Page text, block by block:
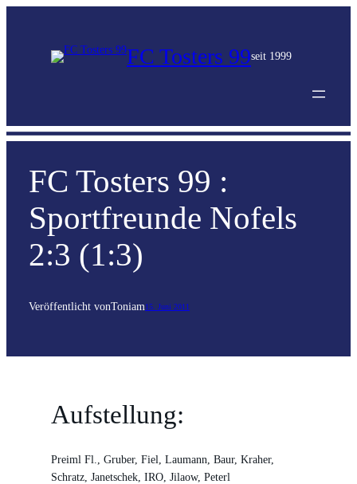
FC Tosters 99seit 1999
FC Tosters 99 :
Sportfreunde Nofels
2:3 (1:3)
Veröffentlicht vonToniam15. Juni 2011
Aufstellung:
Preiml Fl., Gruber, Fiel, Laumann, Baur, Kraher,
Schratz, Janetschek, IRO, Jilaow, Peterl